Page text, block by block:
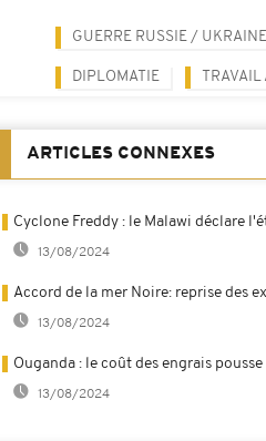
GUERRE RUSSIE / UKRAINE
DIPLOMATIE
ARTICLES CONNEXES
Cyclone Freddy : le Malawi déclare
13/08/2024
Accord de la mer Noire: reprise des
13/08/2024
Ouganda : le coût des engrais
13/08/2024